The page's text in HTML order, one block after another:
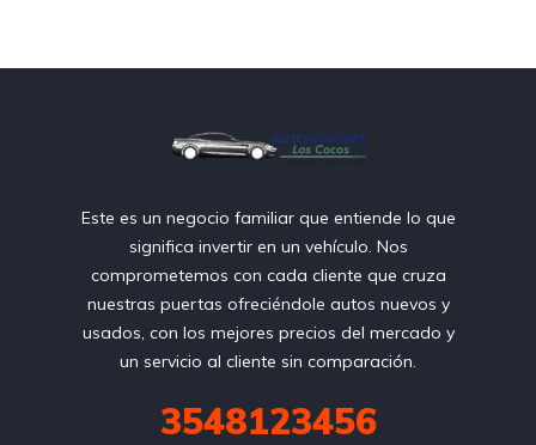
Este es un negocio familiar que entiende lo que
significa invertir en un vehículo. Nos
comprometemos con cada cliente que cruza
nuestras puertas ofreciéndole autos nuevos y
usados, con los mejores precios del mercado y
un servicio al cliente sin comparación.
3548123456